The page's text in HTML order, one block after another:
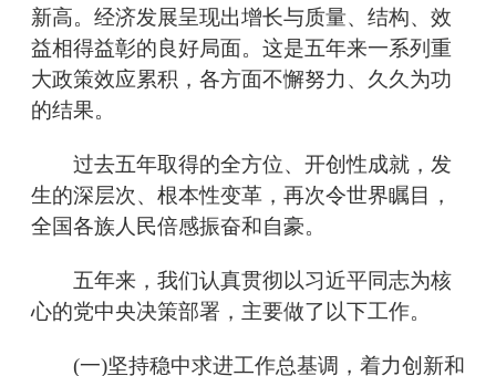
新高。经济发展呈现出增长与质量、结构、效
益相得益彰的良好局面。这是五年来一系列重
大政策效应累积，各方面不懈努力、久久为功
的结果。
过去五年取得的全方位、开创性成就，发
生的深层次、根本性变革，再次令世界瞩目，
全国各族人民倍感振奋和自豪。
五年来，我们认真贯彻以习近平同志为核
心的党中央决策部署，主要做了以下工作。
(一)坚持稳中求进工作总基调，着力创新和